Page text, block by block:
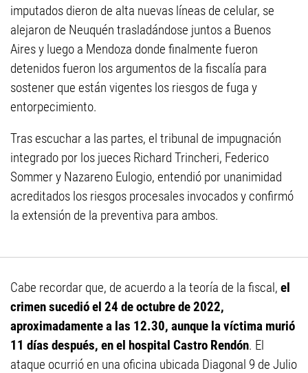
imputados dieron de alta nuevas líneas de celular, se
alejaron de Neuquén trasladándose juntos a Buenos
Aires y luego a Mendoza donde finalmente fueron
detenidos fueron los argumentos de la fiscalía para
sostener que están vigentes los riesgos de fuga y
entorpecimiento.
Tras escuchar a las partes, el tribunal de impugnación
integrado por los jueces Richard Trincheri, Federico
Sommer y Nazareno Eulogio, entendió por unanimidad
acreditados los riesgos procesales invocados y confirmó
la extensión de la preventiva para ambos.
Cabe recordar que, de acuerdo a la teoría de la fiscal, el
crimen sucedió el 24 de octubre de 2022,
aproximadamente a las 12.30, aunque la víctima murió
11 días después, en el hospital Castro Rendón. El
ataque ocurrió en una oficina ubicada Diagonal 9 de Julio